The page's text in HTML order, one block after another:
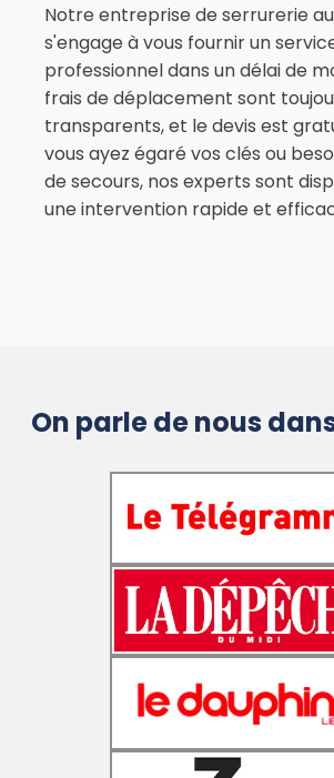
Notre entreprise de serrurerie
s'engage à vous fournir un
professionnel dans un délai de
frais de déplacement sont
transparents, et le devis est
vous ayez égaré vos clés ou
de secours, nos experts sont
une intervention rapide et
On parle de nous